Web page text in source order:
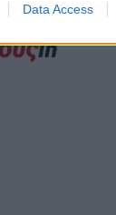
Data Access